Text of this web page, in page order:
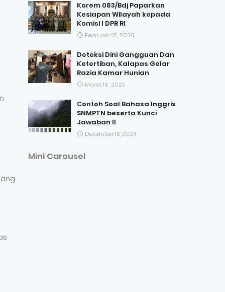
Korem 083/Bdj Paparkan
Kesiapan Wilayah kepada
Komisi I DPR RI
Februari 07, 2026
Deteksi Dini Gangguan Dan
Ketertiban, Kalapas Gelar
Razia Kamar Hunian
Maret 16, 2025
Contoh Soal Bahasa Inggris
SNMPTN beserta Kunci
Jawaban II
Desember 15, 2024
Mini Carousel